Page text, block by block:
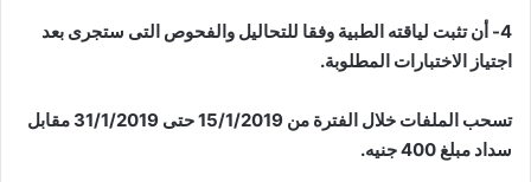
4- أن تثبت لياقته الطبية وفقا للتحاليل والفحوص التى ستجرى بعد
اجتياز الاختبارات المطلوبة.
تسحب الملفات خلال الفترة من 15/1/2019 حتى 31/1/2019 مقابل
سداد مبلغ 400 جنيه.